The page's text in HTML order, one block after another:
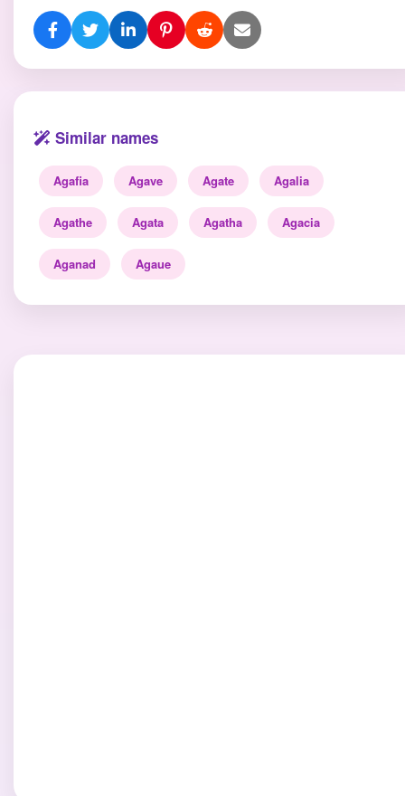
Similar names
Agafia Agave Agate Agalia
Agathe Agata Agatha Agacia
Aganad Agaue